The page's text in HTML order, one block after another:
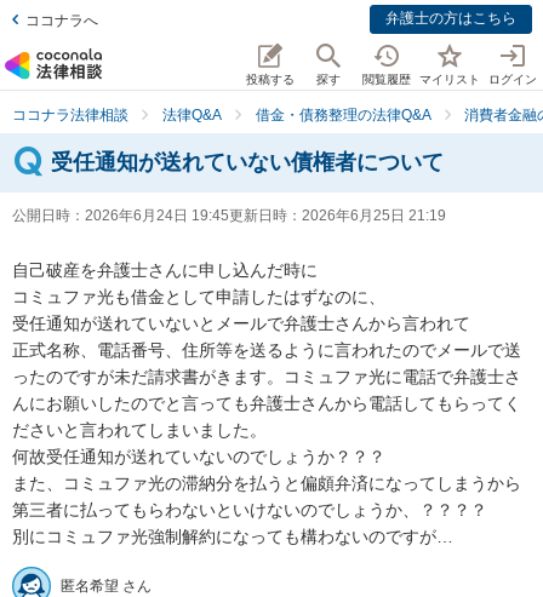
ココナラへ 弁護士の方はこちら
投稿する 探す 閲覧履歴 マイリスト ログイン
ココナラ法律相談 法律Q&A 借金・債務整理の法律Q&A 消費者金融
受任通知が送れていない債権者について
公開日時： 2026年6月24日 19:45更新日時： 2026年6月25日 21:19
自己破産を弁護士さんに申し込んだ時に
コミュファ光も借金として申請したはずなのに、
受任通知が送れていないとメールで弁護士さんから言われて
正式名称、電話番号、住所等を送るように言われたのでメールで送
ったのですが未だ請求書がきます。コミュファ光に電話で弁護士さ
んにお願いしたのでと言っても弁護士さんから電話してもらってく
ださいと言われてしまいました。
何故受任通知が送れていないのでしょうか？？？
また、コミュファ光の滞納分を払うと偏頗弁済になってしまうから
第三者に払ってもらわないといけないのでしょうか、？？？？
別にコミュファ光強制解約になっても構わないのですが…
匿名希望 さん